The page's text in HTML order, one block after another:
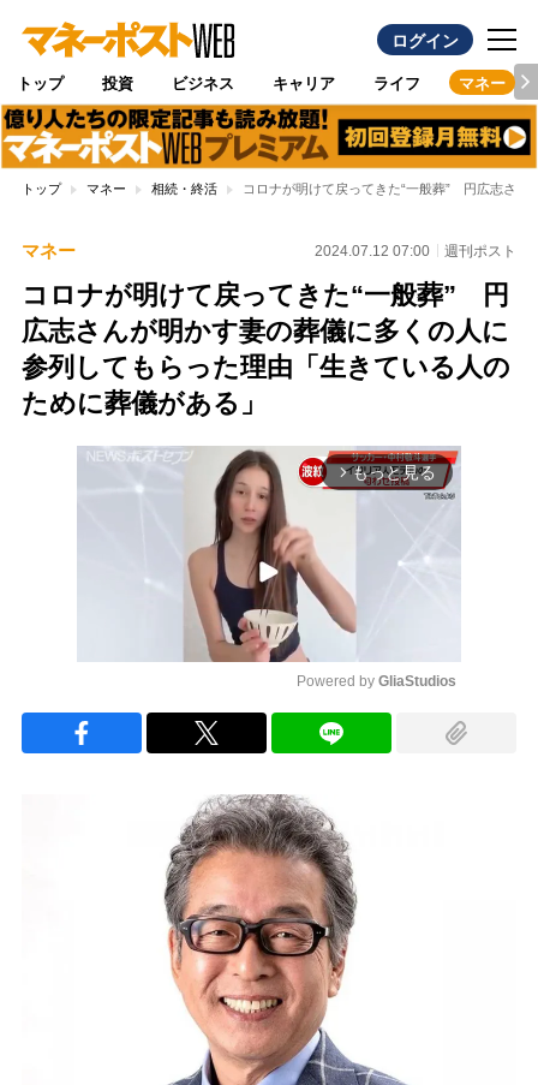
ログイン
トップ 投資 ビジネス キャリア ライフ マネー
トップ マネー 相続・終活 コロナが明けて戻ってきた“一般葬” 円広志さん
マネー 2024.07.12 07:00 週刊ポスト
コロナが明けて戻ってきた“一般葬” 円
広志さんが明かす妻の葬儀に多くの人に
参列してもらった理由「生きている人の
ために葬儀がある」
arrow_forward_ios もっと見る
Powered by GliaStudios